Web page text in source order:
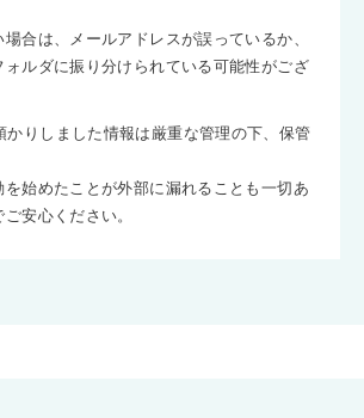
場合は、メールアドレスが誤っているか、
ォルダに振り分けられている可能性がござ
りしました情報は厳重な管理の下、保管
を始めたことが外部に漏れることも一切あ
安心ください。